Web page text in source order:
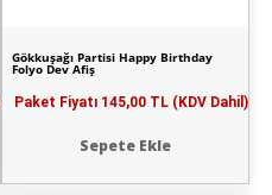
Gökkuşağı Partisi Happy Birthday
Folyo Dev Afiş
Paket Fiyatı 145,00 TL (KDV Dahil)
Sepete Ekle